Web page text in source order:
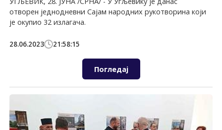
отворен једнодневни Сајам народних рукотворина који
је окупио 32 излагача.
28.06.2023 21:58:15
Погледај